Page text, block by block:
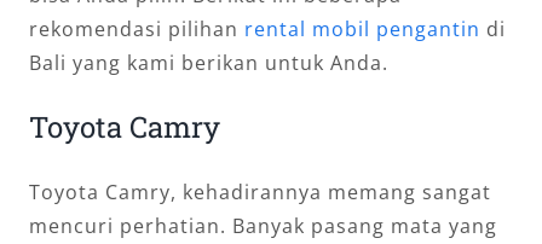
rekomendasi pilihan rental mobil pengantin di
Bali yang kami berikan untuk Anda.
Toyota Camry
Toyota Camry, kehadirannya memang sangat
mencuri perhatian. Banyak pasang mata yang